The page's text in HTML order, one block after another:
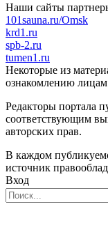
Наши сайты
101sauna.ru/Omsk
krd1.ru
spb-2.ru
tumen1.ru
Некоторые из
ознакомлению
Редакторы портала
соответствующим
авторских прав.
В каждом
источник
Вход